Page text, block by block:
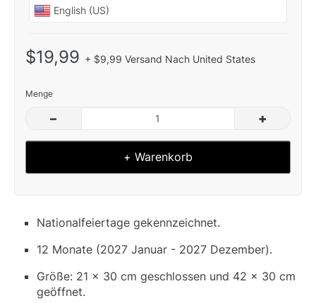
$19,99 + $9,99 Versand Nach United States
Menge
– +
+ Warenkorb
Nationalfeiertage gekennzeichnet.
12 Monate (2027 Januar - 2027 Dezember).
Größe: 21 x 30 cm geschlossen und 42 x 30 cm
geöffnet.